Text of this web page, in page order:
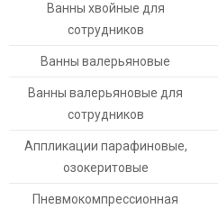
Ванны хвойные для
сотрудников
Ванны валерьяновые
Ванны валерьяновые для
сотрудников
Аппликации парафиновые,
озокеритовые
Пневмокомпрессионная